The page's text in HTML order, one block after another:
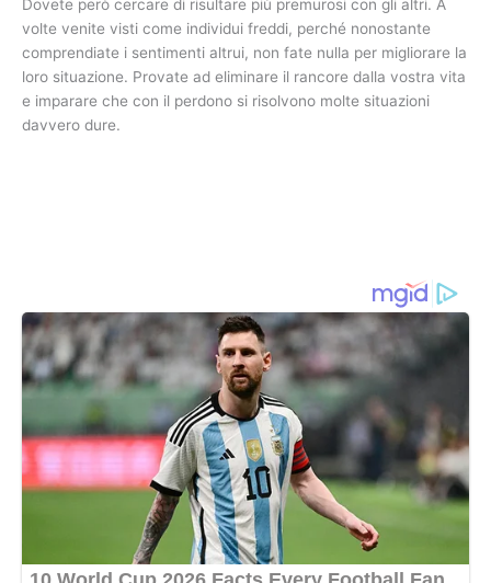
Dovete però cercare di risultare più premurosi con gli altri. A
volte venite visti come individui freddi, perché nonostante
comprendiate i sentimenti altrui, non fate nulla per migliorare la
loro situazione. Provate ad eliminare il rancore dalla vostra vita
e imparare che con il perdono si risolvono molte situazioni
davvero dure.